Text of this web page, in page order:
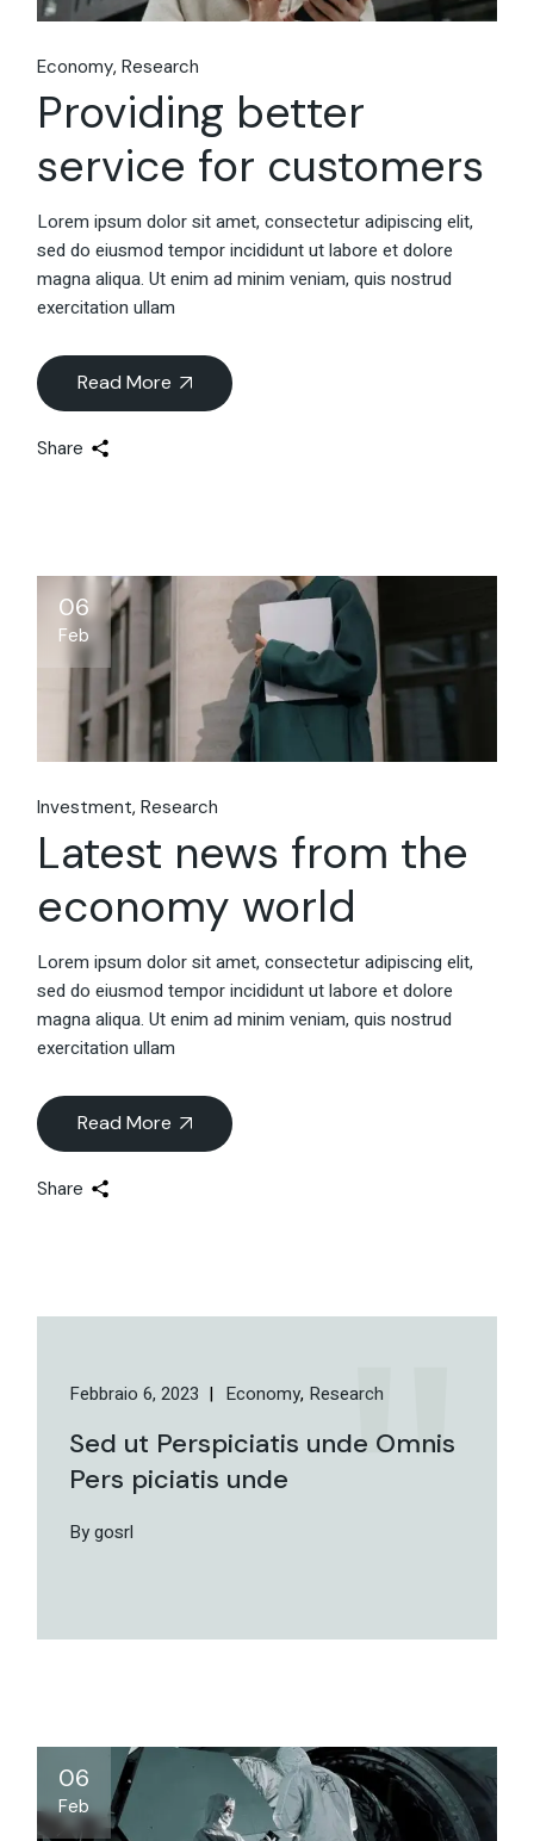
Economy Research
Providing better
service for customers
Lorem ipsum dolor sit amet, consectetur adipiscing elit,
sed do eiusmod tempor incididunt ut labore et dolore
magna aliqua. Ut enim ad minim veniam, quis nostrud
exercitation ullam
Read More
Share
06
Feb
Investment Research
Latest news from the
economy world
Lorem ipsum dolor sit amet, consectetur adipiscing elit,
sed do eiusmod tempor incididunt ut labore et dolore
magna aliqua. Ut enim ad minim veniam, quis nostrud
exercitation ullam
Read More
Share
Febbraio 6, 2023 Economy Research
Sed ut Perspiciatis unde Omnis
Pers piciatis unde
By gosrl
06
Feb